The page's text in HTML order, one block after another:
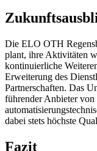
Die ELO OTH
plant, ihre Aktivitäten
kontinuierliche
Erweiterung des
Partnerschaften. Das
führender Anbieter von
dabei stets höchste
Fazit